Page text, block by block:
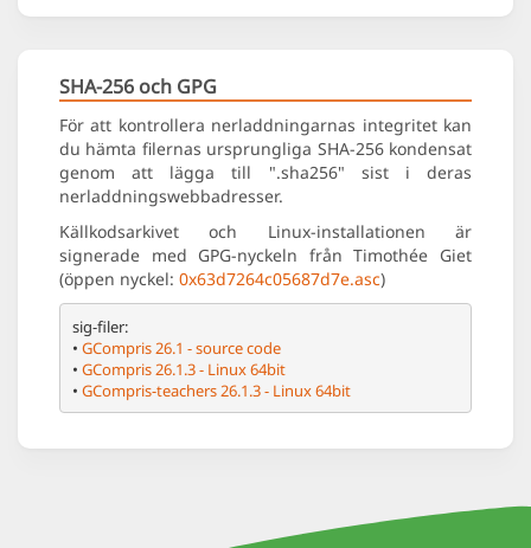
SHA-256 och GPG
För att kontrollera nerladdningarnas integritet kan
du hämta filernas ursprungliga SHA-256 kondensat
genom att lägga till ".sha256" sist i deras
nerladdningswebbadresser.
Källkodsarkivet och Linux-installationen är
signerade med GPG-nyckeln från Timothée Giet
(öppen nyckel: 0x63d7264c05687d7e.asc)
sig-filer:
• GCompris 26.1 - source code
• GCompris 26.1.3 - Linux 64bit
• GCompris-teachers 26.1.3 - Linux 64bit